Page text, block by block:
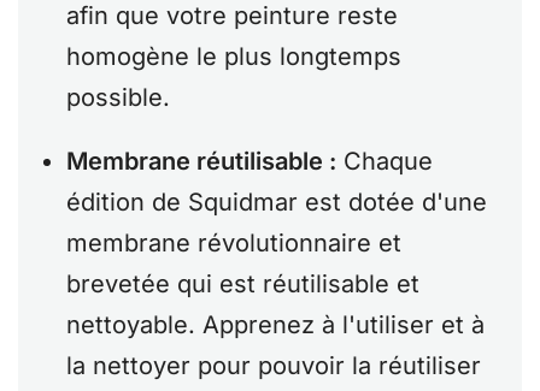
afin que votre peinture reste
homogène le plus longtemps
possible.
Membrane réutilisable : Chaque
édition de Squidmar est dotée d'une
membrane révolutionnaire et
brevetée qui est réutilisable et
nettoyable. Apprenez à l'utiliser et à
la nettoyer pour pouvoir la réutiliser